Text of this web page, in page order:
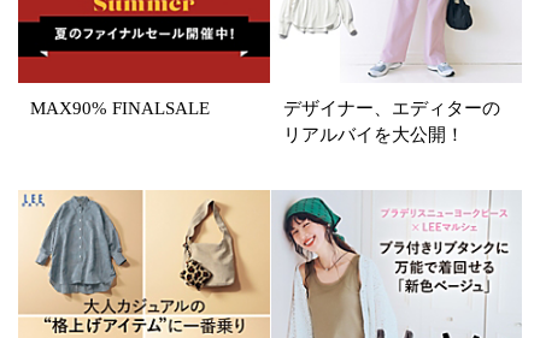
MAX90% FINALSALE
デザイナー、エディターの
リアルバイを大公開！